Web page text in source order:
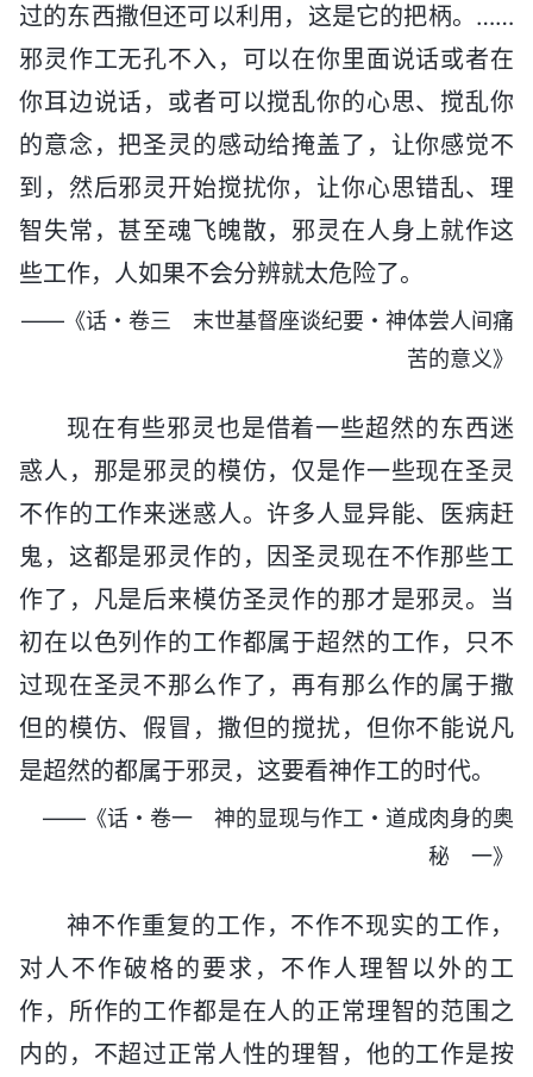
过的东西撒但还可以利用，这是它的把柄。……
邪灵作工无孔不入，可以在你里面说话或者在
你耳边说话，或者可以搅乱你的心思、搅乱你
的意念，把圣灵的感动给掩盖了，让你感觉不
到，然后邪灵开始搅扰你，让你心思错乱、理
智失常，甚至魂飞魄散，邪灵在人身上就作这
些工作，人如果不会分辨就太危险了。
——《话・卷三 末世基督座谈纪要・神体尝人间痛
苦的意义》
现在有些邪灵也是借着一些超然的东西迷
惑人，那是邪灵的模仿，仅是作一些现在圣灵
不作的工作来迷惑人。许多人显异能、医病赶
鬼，这都是邪灵作的，因圣灵现在不作那些工
作了，凡是后来模仿圣灵作的那才是邪灵。当
初在以色列作的工作都属于超然的工作，只不
过现在圣灵不那么作了，再有那么作的属于撒
但的模仿、假冒，撒但的搅扰，但你不能说凡
是超然的都属于邪灵，这要看神作工的时代。
——《话・卷一 神的显现与作工・道成肉身的奥
秘 一》
神不作重复的工作，不作不现实的工作，
对人不作破格的要求，不作人理智以外的工
作，所作的工作都是在人的正常理智的范围之
内的，不超过正常人性的理智，他的工作是按